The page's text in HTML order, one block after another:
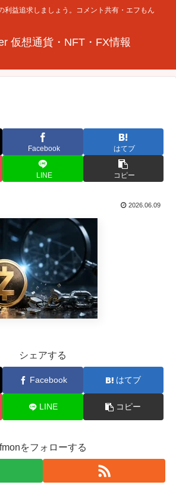
利益追求しましょう。コメント共有・エフもん
仮想通貨・NFT・FX情報
Facebook はてブ
LINE コピー
2026.06.09
シェアする
Facebook はてブ
LINE コピー
fmonをフォローする